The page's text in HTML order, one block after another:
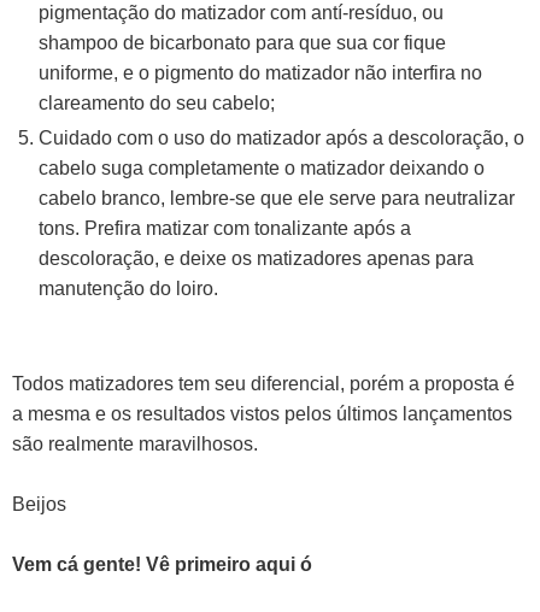
pigmentação do matizador com antí-resíduo, ou
shampoo de bicarbonato para que sua cor fique
uniforme, e o pigmento do matizador não interfira no
clareamento do seu cabelo;
Cuidado com o uso do matizador após a descoloração, o
cabelo suga completamente o matizador deixando o
cabelo branco, lembre-se que ele serve para neutralizar
tons. Prefira matizar com tonalizante após a
descoloração, e deixe os matizadores apenas para
manutenção do loiro.
Todos matizadores tem seu diferencial, porém a proposta é
a mesma e os resultados vistos pelos últimos lançamentos
são realmente maravilhosos.
Beijos
Vem cá gente! Vê primeiro aqui ó